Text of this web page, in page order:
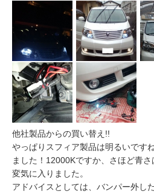
他社製品からの買い替え!!
やっぱりスフィア製品は明るいです
ました！12000Kですか、さほど青
変気に入りました。
アドバイスとしては、バンパー外し